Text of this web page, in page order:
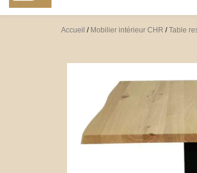
Accueil / Mobilier intérieur CHR /Table